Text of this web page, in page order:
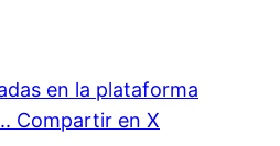
en la plataforma
Compartir en X